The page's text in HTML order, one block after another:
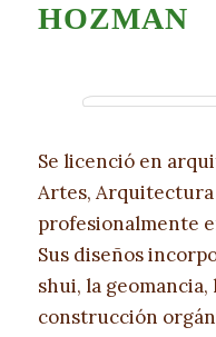
HOZMAN
Se licenció en
Artes, Arquitectura
profesionalmente
Sus diseños
shui, la geomancia,
construcción